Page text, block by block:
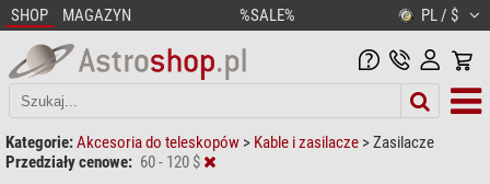
SHOP MAGAZYN %SALE% PL / $
Kategorie:Akcesoria do teleskopów > Kable i zasilacze >Zasilacze
Przedziały cenowe: 60 - 120 $